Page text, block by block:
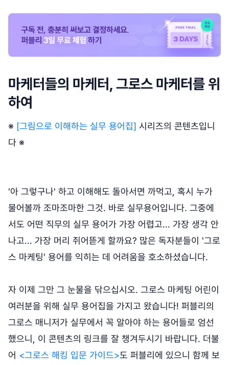
마케터들의 마케터, 그로스 마케터를 위
하여
※ [그림으로 이해하는 실무 용어집] 시리즈의 콘텐츠입니
다 ※
'아 그렇구나' 하고 이해해도 돌아서면 까먹고, 혹시 누가
물어볼까 조마조마한 그것. 바로 실무용어입니다. 그중에
서도 어떤 직무의 실무 용어가 가장 어렵고... 가장 생각 안
나고... 가장 머리 쥐어뜯게 할까요? 많은 독자분들이 '그로
스 마케팅' 용어를 익히는 데 어려움을 호소하셨습니다.
자 이제 그만 그 눈물을 닦으십시오. 그로스 마케팅 어린이
여러분을 위해 실무 용어집을 가지고 왔습니다! 퍼블리의
그로스 매니저가 실무에서 꼭 알아야 하는 용어들로 엄선
했으니, 이 콘텐츠의 링크를 잘 챙겨두시기 바랍니다. 더불
어 <그로스 해킹 입문 가이드>도 퍼블리에 있으니 함께 보